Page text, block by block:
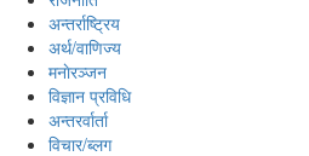
अन्तर्राष्ट्रिय
अर्थ/वाणिज्य
मनाेरञ्जन
विज्ञान प्रविधि
अन्तरर्वार्ता
विचार/ब्लग